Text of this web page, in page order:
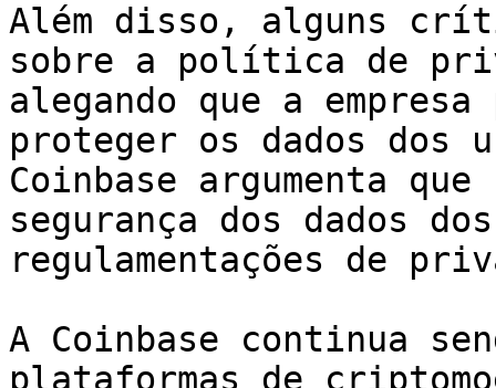
Além disso, alguns
sobre a política de
alegando que a
proteger os dados dos
Coinbase argumenta
segurança dos dados
regulamentações de
A Coinbase continua
plataformas de